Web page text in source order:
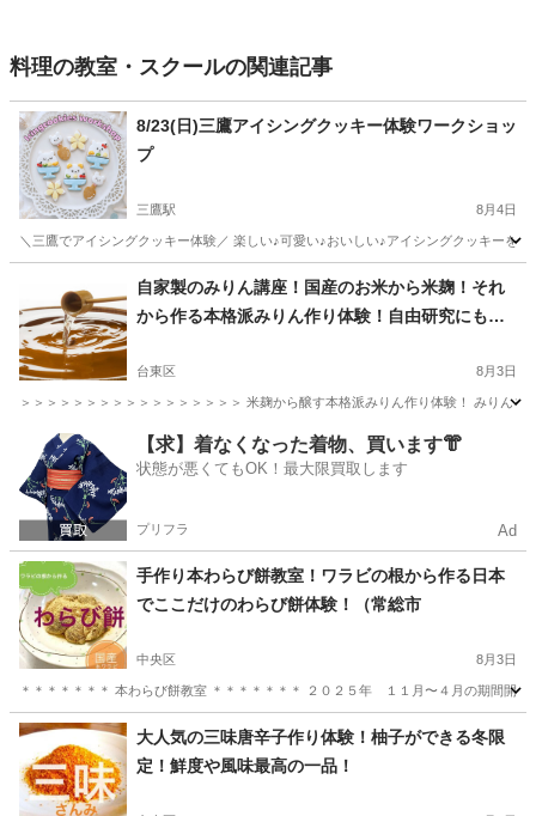
料理の教室・スクールの関連記事
8/23(日)三鷹アイシングクッキー体験ワークショッ
プ
三鷹駅 8月4日
＼三鷹でアイシングクッキー体験／ 楽しい♪可愛い♪おいしい♪アイシングクッキーを
三鷹駅 お菓子 アイシング
自家製のみりん講座！国産のお米から米麹！それ
から作る本格派みりん作り体験！自由研究にも最
台東区 8月3日
＞＞＞＞＞＞＞＞＞＞＞＞＞＞＞＞＞ 米麹から醸す本格派みりん作り体験！ みりん
東京 台東区 料理 魚の
【求】着なくなった着物、買います👘
状態が悪くてもOK！最大限買取します
プリフラ Ad
手作り本わらび餅教室！ワラビの根から作る日本
でここだけのわらび餅体験！（常総市
中央区 8月3日
＊＊＊＊＊＊＊ 本わらび餅教室 ＊＊＊＊＊＊＊ ２０２５年 １１月〜４月の期間開
東京 中央区 料理 山菜
大人気の三味唐辛子作り体験！柚子ができる冬限
定！鮮度や風味最高の一品！